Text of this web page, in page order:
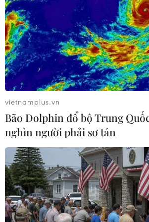
07/08/2026 02:00
Xem thêm
CƠ QUAN CHỦ QUẢN: THÔNG TẤN XÃ VIỆT NAM
Tổng Biên tập: TRẦN TIẾN DUẨN
Phó Tổng Biên tập: NGUYỄN THỊ
THỦY
Sở hữu trí tuệ
Quy định
vietnamplus.vn
Bão Dolphin đổ bộ Trung
nghìn người phải sơ tán